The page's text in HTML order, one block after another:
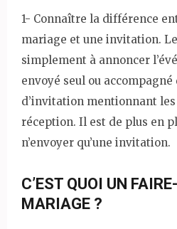
1- Connaître la différence
mariage et une invitation.
simplement à annoncer
envoyé seul ou accompagné
d’invitation mentionnant
réception. Il est de plus en
n’envoyer qu’une invitation.
C’EST QUOI UN
MARIAGE ?